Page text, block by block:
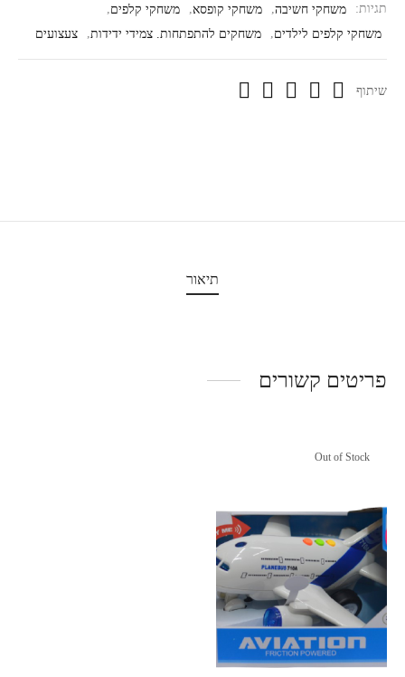
תגיות:
משחקי חשיבה, משחקי קופסא, משחקי קלפים,
משחקי קלפים לילדים, משחקים להתפתחות. צמידי ידידות, צעצועים
שיתוף
תיאור
פריטים קשורים
Out of Stock